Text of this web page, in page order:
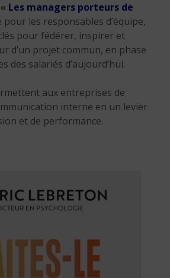
Les managers porteurs de
pour les responsables d’équipe,
pour fédérer, inspirer et
d’un projet commun, en phase
des salariés d’aujourd’hui.
aux entreprises de
interne en un levier
et de performance.